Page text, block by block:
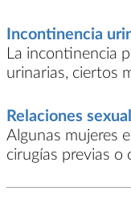
Incontinencia
La incontinencia
urinarias, ciertos
Relaciones
Algunas mujeres
cirugías previas o